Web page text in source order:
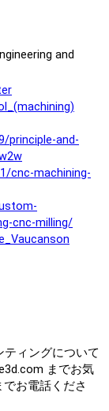
and
principle-and-
cnc-machining-
cnc-milling/
ティングについて
までお気
お電話くださ